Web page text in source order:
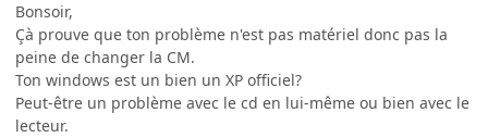
Bonsoir,
Çà prouve que ton problème n'est pas matériel donc pas la
peine de changer la CM.
Ton windows est un bien un XP officiel?
Peut-être un problème avec le cd en lui-même ou bien avec le
lecteur.